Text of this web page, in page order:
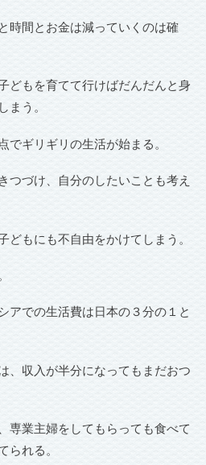
時間とお金は減っていくのは確
どもを育てて行けばだんだんと身
まう。
でギリギリの生活が始まる。
つづけ、自分のしたいことも考え
どもにも不自由をかけてしまう。
アでの生活費は日本の３分の１と
、収入が半分になってもまだおつ
専業主婦をしてもらっても食べて
られる。